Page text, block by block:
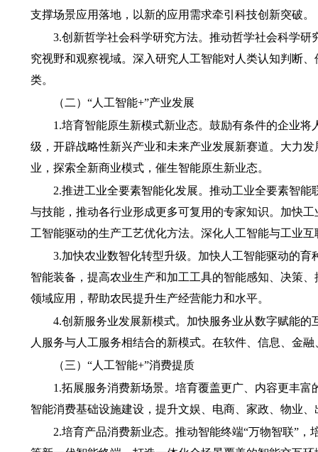
支撑场景应用落地，以新的应用需求牵引科技创新突破。
3.创新哲学社会科学研究方法。 推动哲学社会科学研
究视野和观察视域。深入研究人工智能对人类认知判断
类。
（二）“人工智能+”产业发展
1.培育智能原生新模式新业态。 鼓励有条件的企业将
级，开辟战略性新兴产业和未来产业发展新赛道。大力
业，探索全新商业模式，催生智能原生新业态。
2.推进工业全要素智能化发展。 推动工业全要素智能
与技能，推动各行业形成更多可复用的专家知识。加快
工智能驱动的生产工艺优化方法。深化人工智能与工业
3.加快农业数智化转型升级。 加快人工智能驱动的育
智能装备，提高农业生产和加工工具的智能感知、决策
领域应用，帮助农民提升生产经营能力和水平。
4.创新服务业发展新模式。 加快服务业从数字赋能的
人服务与人工服务相结合的新模式。在软件、信息、金
（三）“人工智能+”消费提质
1.拓展服务消费新场景。 培育覆盖更广、内容更丰富
智能消费基础设施建设，提升文娱、电商、家政、物业
2.培育产品消费新业态。 推动智能终端“万物智联”，